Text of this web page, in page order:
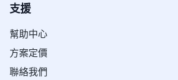
支援
幫助中心
方案定價
聯絡我們